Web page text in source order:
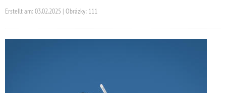
Erstellt am: 03.02.2025 | Obrázky: 111